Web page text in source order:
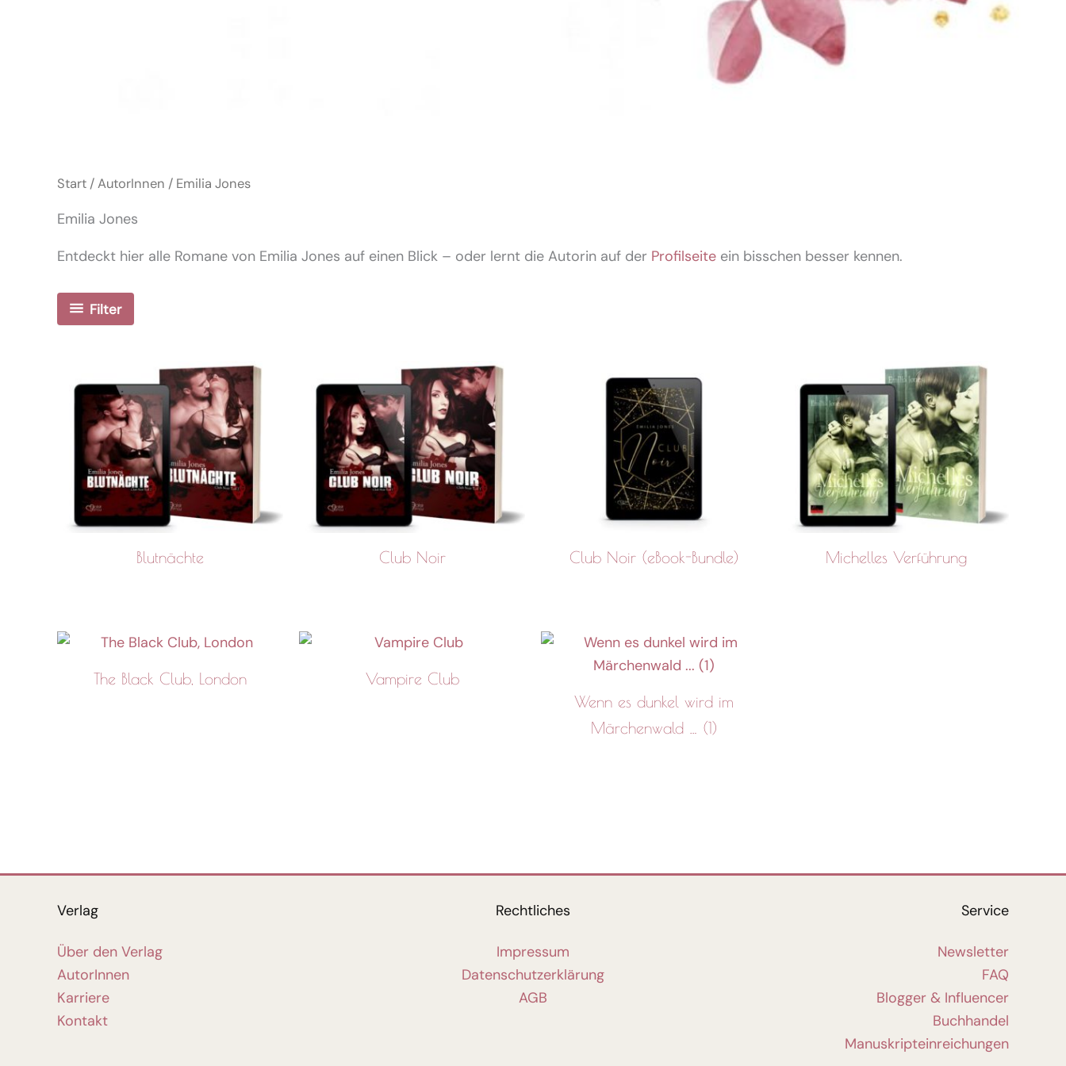
Start /AutorInnen / Emilia Jones
Emilia Jones
Entdeckt hier alle Romane von Emilia Jones auf einen Blick – oder lernt die Autorin auf der Profilseite ein bisschen besser kennen.
Filter
Blutnächte Club Noir Club Noir (eBook-Bundle) Michelles Verführung
The Black Club, London
Vampire Club
Wenn es dunkel wird im
Märchenwald … (1)
Verlag
Über den Verlag
AutorInnen
Karriere
Kontakt
Rechtliches
Impressum
Datenschutzerklärung
AGB
Service
Newsletter
FAQ
Blogger & Influencer
Buchhandel
Manuskripteinreichungen